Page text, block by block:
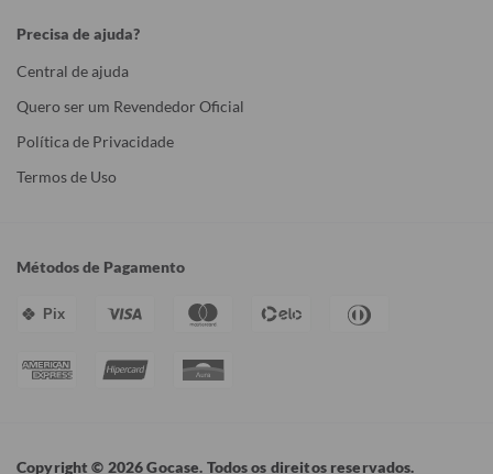
Precisa de ajuda?
Central de ajuda
Quero ser um Revendedor Oficial
Política de Privacidade
Termos de Uso
Métodos de Pagamento
Pix
Copyright © 2026 Gocase. Todos os direitos reservados.